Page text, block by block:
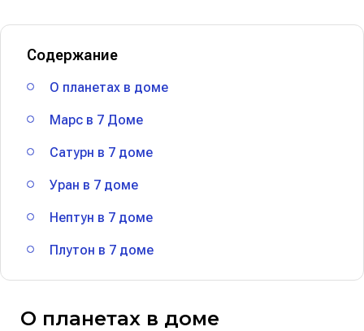
Содержание
О планетах в доме
Марс в 7 Доме
Сатурн в 7 доме
Уран в 7 доме
Нептун в 7 доме
Плутон в 7 доме
О планетах в доме